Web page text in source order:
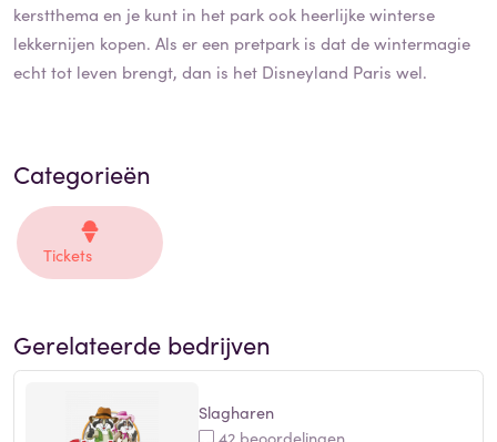
kerstthema en je kunt in het park ook heerlijke winterse
lekkernijen kopen. Als er een pretpark is dat de wintermagie
echt tot leven brengt, dan is het Disneyland Paris wel.
Categorieën
Tickets
Gerelateerde bedrijven
Slagharen
42 beoordelingen